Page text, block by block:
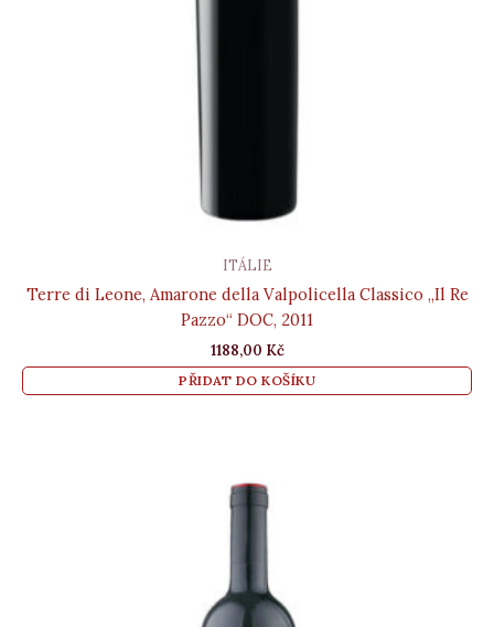
ITÁLIE
Terre di Leone, Amarone della Valpolicella Classico „Il Re
Pazzo“ DOC, 2011
1188,00 Kč
PŘIDAT DO KOŠÍKU